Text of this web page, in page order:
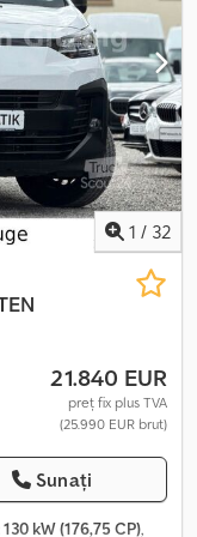
efectuăm
- ulei de
- toate
Numerele de
pregătite înainte ca
video în direct? Nicio
1 / 32
21.840 EUR
preț fix plus TVA
(25.990 EUR brut)
Sunați
130 kW (176,75 CP),